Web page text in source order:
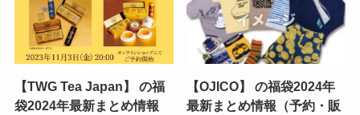
【TWG Tea Japan】 の福
袋2024年最新まとめ情報
【OJICO】 の福袋2024年
最新まとめ情報（予約・販